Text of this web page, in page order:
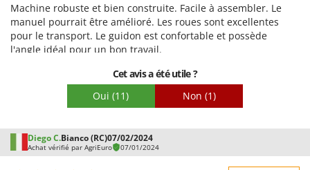
Machine robuste et bien construite. Facile à assembler. Le
manuel pourrait être amélioré. Les roues sont excellentes
pour le transport. Le guidon est confortable et possède
l'angle idéal pour un bon travail.
Le manuel manque de clarté et est mal traduit. Les parties
techniques sont particulièrement floues. Peu d'accessoires
sont disponibles.
Cet avis a été utile ?
Oui (11) Non (1)
Diego C.Bianco (RC)07/02/2024
Achat vérifié par AgriEuro 07/01/2024